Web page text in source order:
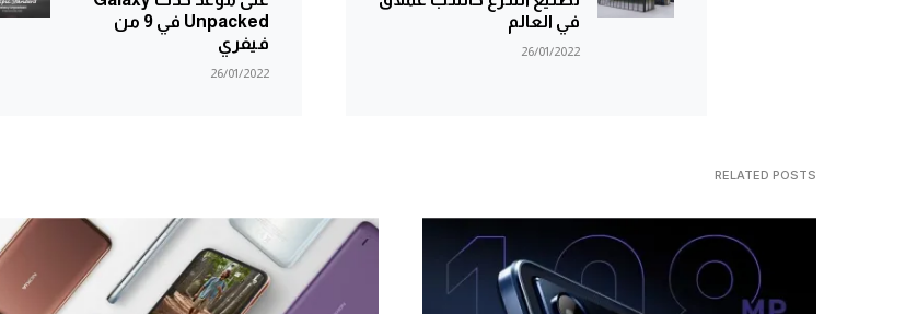
في العالم
26/01/2022
Unpacked في 9 من
فيفري
26/01/2022
RELATED POSTS